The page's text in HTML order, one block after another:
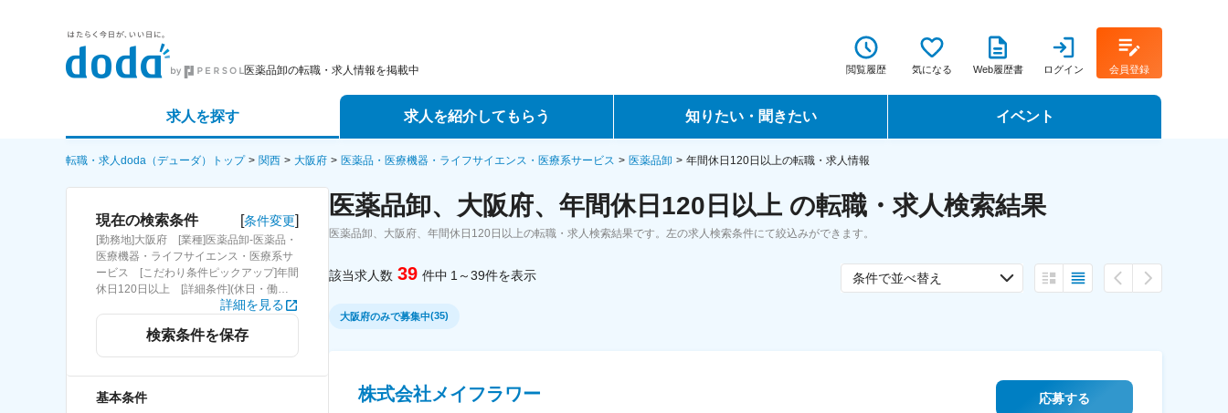
医薬品卸の転職・求人情報を掲載中 閲覧履歴 気になる Web履歴書 ログイン 会員登録
求人を探す
詳細条件から探す
求人特集から探す
求人を紹介してもらう
エージェントサービス
スカウトサービス
知りたい・聞きたい
転職ノウハウ
データで見る転職
イベント
転職フェア
転職・求人doda（デューダ）トップ 関西 大阪府 医薬品・医療機器・ライフサイエンス・医療系サービス 医薬品卸 年間休日120日以上の転職・求人情報
現在の検索条件 [条件変更]
[勤務地]大阪府 [業種]医薬品卸-医薬品・
医療機器・ライフサイエンス・医療系サ
ービス [こだわり条件ピックアップ]年間
休日120日以上 [詳細条件](休日・働き
詳細を見る
検索条件を保存
基本条件
医薬品卸、大阪府、年間休日120日以上 の転職・求人検索結果
医薬品卸、大阪府、年間休日120日以上の転職・求人検索結果です。左の求人検索条件にて絞込みができます。
該当求人数 39 件中 1～39件を表示 条件で並べ替え
大阪府のみで募集中(35)
株式会社メイフラワー 応募する